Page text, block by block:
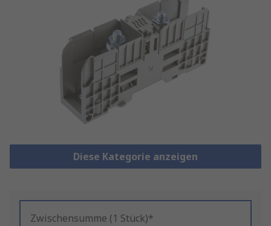
Diese Kategorie anzeigen
Zwischensumme (1 Stück)*